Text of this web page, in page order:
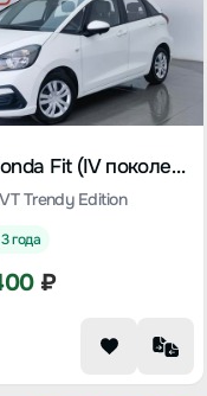
2022 Honda Fit (IV поколение)
Trendy Edition
года
₽